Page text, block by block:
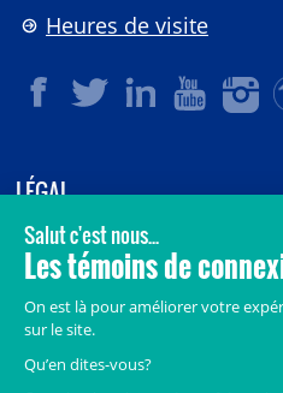
Heures de visite
LÉGAL
© 2006-2026CHU Sainte-Justine.
Tous droits réservés.
Accès aux documents des